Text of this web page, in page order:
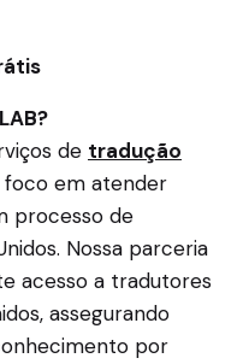
de tradução
foco em atender
processo de
Nossa parceria
acesso a tradutores
assegurando
por